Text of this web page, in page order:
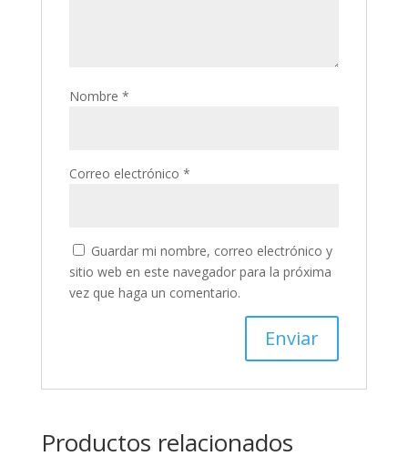
Nombre *
Correo electrónico *
Guardar mi nombre, correo electrónico y
sitio web en este navegador para la próxima
vez que haga un comentario.
Productos relacionados